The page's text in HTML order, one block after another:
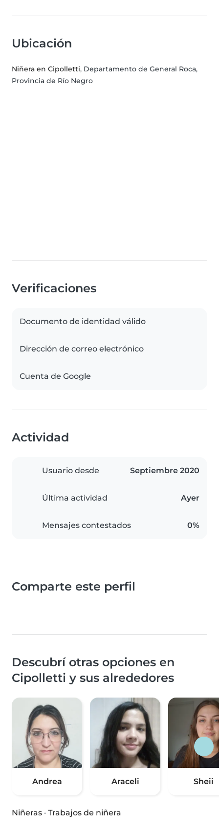
Ubicación
Niñera en Cipolletti, Departamento de General Roca,
Provincia de Río Negro
Verificaciones
Documento de identidad válido
Dirección de correo electrónico
Cuenta de Google
Actividad
Usuario desde Septiembre 2020
Última actividad Ayer
Mensajes contestados 0%
Comparte este perfil
Descubrí otras opciones en
Cipolletti y sus alrededores
Andrea Araceli Sheii
Niñeras · Trabajos de niñera